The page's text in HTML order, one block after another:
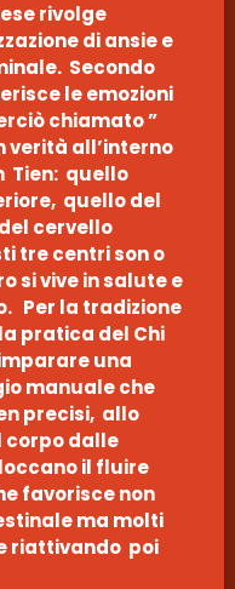
rivolge
di ansie e
Secondo
le emozioni
chiamato ”
verità all’interno
Tien: quello
quello del
cervello
tre centri son o
si vive in salute e
Per la tradizione
pratica del Chi
una
manuale che
precisi, allo
corpo dalle
il fluire
favorisce non
ma molti
riattivando poi